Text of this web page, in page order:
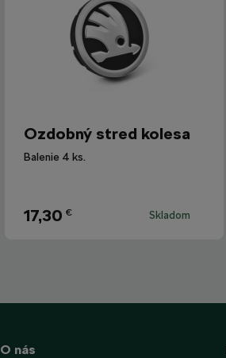
Ozdobný stred kolesa
Balenie 4 ks.
17,30 € Skladom
O nás